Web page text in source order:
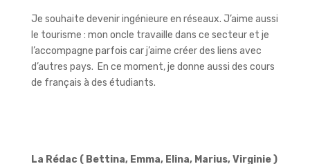
Je souhaite devenir ingénieure en réseaux. J’aime aussi
le tourisme : mon oncle travaille dans ce secteur et je
l’accompagne parfois car j’aime créer des liens avec
d’autres pays. En ce moment, je donne aussi des cours
de français à des étudiants.
La Rédac ( Bettina, Emma, Elina, Marius, Virginie )